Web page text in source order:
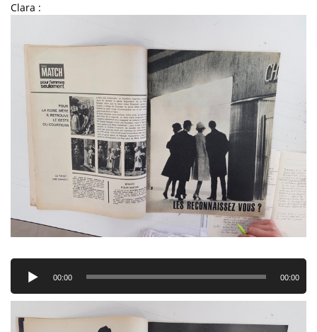
Clara :
Lecteur
audio
00:00 00:00